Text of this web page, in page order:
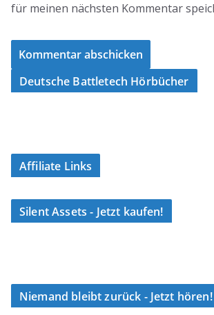
für meinen nächsten Kommentar
Deutsche Battletech Hörbücher
Affiliate Links
Silent Assets - Jetzt kaufen!
Niemand bleibt zurück - Jetzt hören!